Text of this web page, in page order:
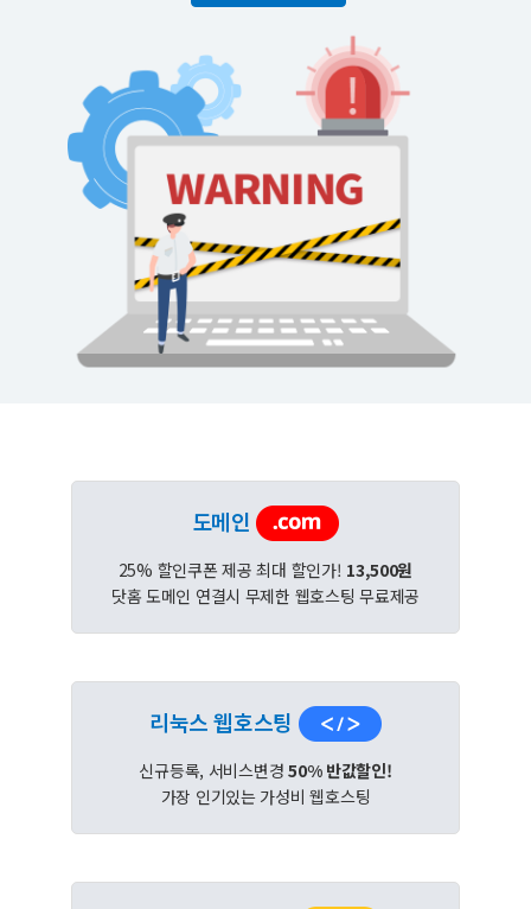
도메인
25% 할인쿠폰 제공 최대 할인가! 13,500원
닷홈 도메인 연결시 무제한 웹호스팅 무료제공
리눅스 웹호스팅
신규등록, 서비스변경50% 반값할인!
가장 인기있는 가성비 웹호스팅